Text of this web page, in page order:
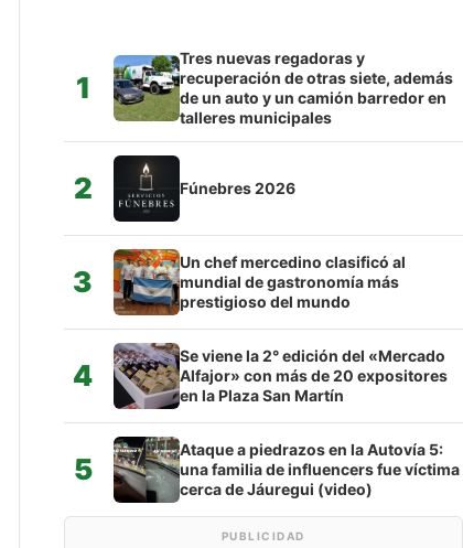
1
Tres nuevas regadoras y
recuperación de otras siete, además
de un auto y un camión barredor en
talleres municipales
2 Fúnebres 2026
3
Un chef mercedino clasificó al
mundial de gastronomía más
prestigioso del mundo
4
Se viene la 2° edición del «Mercado
Alfajor» con más de 20 expositores
en la Plaza San Martín
5
Ataque a piedrazos en la Autovía 5:
una familia de influencers fue víctima
cerca de Jáuregui (video)
PUBLICIDAD